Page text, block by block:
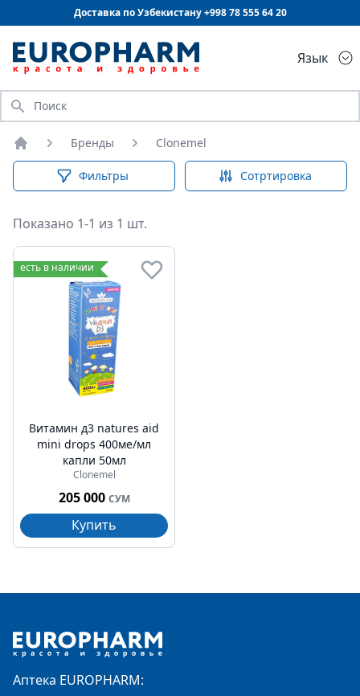
Доставка по Узбекистану +99878 555 64 20
Язык
Искать
Главная
Бренды Clonemel
Фильтры Сотртировка
Показано 1-1 из 1 шт.
есть в наличии
Витамин д3 natures aid
mini drops 400ме/мл
капли 50мл
Clonemel
205 000 СУМ
Купить
Аптека EUROPHARM: